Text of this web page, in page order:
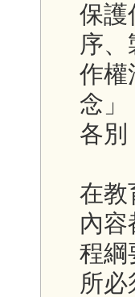
保護
序
作權
念」
各別
在教
內容
程綱
所